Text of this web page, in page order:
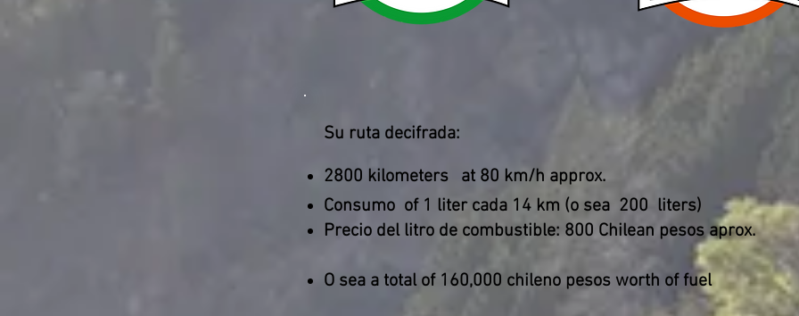
Su ruta decifrada:
2800 kilometers
at 80 km/h approx.
Consumo of 1 liter cada 14 km (o sea 200 liters)
Precio del litro de combustible: 800 Chilean pesos aprox.
O sea a total of 160,000 chileno pesos worth of fuel